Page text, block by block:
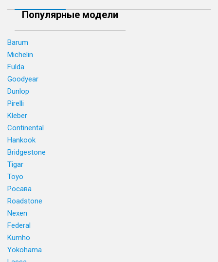
Популярные модели
Barum
Michelin
Fulda
Goodyear
Dunlop
Pirelli
Kleber
Continental
Hankook
Bridgestone
Tigar
Toyo
Росава
Roadstone
Nexen
Federal
Kumho
Yokohama